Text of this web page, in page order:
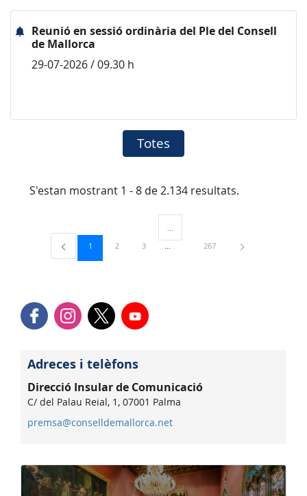
Reunió en sessió ordinària del Ple del Consell
de Mallorca
29-07-2026 / 09.30 h
Totes
S'estan mostrant 1 - 8 de 2.134 resultats.
Pàgina
1 Pàgina
2 Pàgina
3
Pàgines intermèdies Utilitzeu TAB per
Pàgina
267
Adreces i telèfons
Direcció Insular de Comunicació
C/ del Palau Reial, 1, 07001 Palma
premsa@conselldemallorca.net